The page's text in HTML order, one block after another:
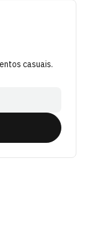
casuais.